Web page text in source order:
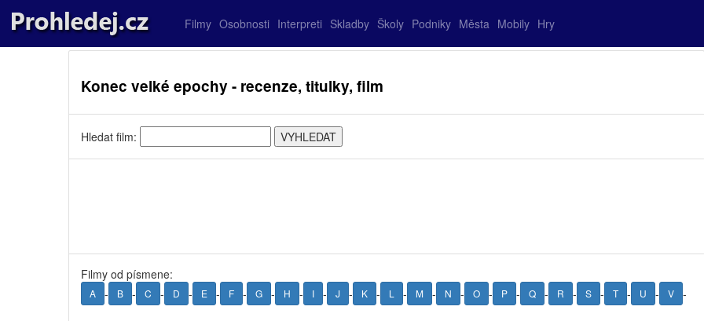
Filmy Osobnosti Interpreti Skladby Školy Podniky Města Mobily Hry
Konec velké epochy - recenze, titulky, film
Hledat film:
Filmy od písmene:
A - B - C - D - E - F - G - H - I - J - K - L - M - N - O - P - Q - R - S - T - U - V -